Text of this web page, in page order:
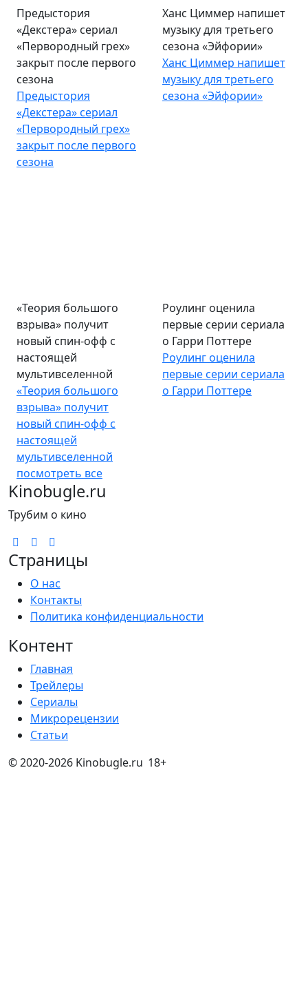
Предыстория
«Декстера» сериал
«Первородный грех»
закрыт после первого
сезона
Предыстория
«Декстера» сериал
«Первородный грех»
закрыт после первого
сезона
Ханс Циммер напишет
музыку для третьего
сезона «Эйфории»
Ханс Циммер напишет
музыку для третьего
сезона «Эйфории»
«Теория большого
взрыва» получит
новый спин-офф с
настоящей
мультивселенной
«Теория большого
взрыва» получит
новый спин-офф с
настоящей
мультивселенной
Роулинг оценила
первые серии сериала
о Гарри Поттере
Роулинг оценила
первые серии сериала
о Гарри Поттере
посмотреть все
Kinobugle.ru
Трубим о кино
Страницы
О нас
Контакты
Политика конфиденциальности
Контент
Главная
Трейлеры
Сериалы
Микрорецензии
Статьи
© 2020-2026 Kinobugle.ru 18+